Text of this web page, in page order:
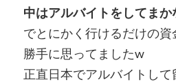
中はアルバイトをしてまか
でとにかく行けるだけの資
勝手に思ってましたw
正直日本でアルバイトし